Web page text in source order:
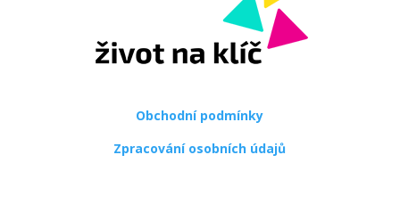
Obchodní podmínky
Zpracování osobních údajů